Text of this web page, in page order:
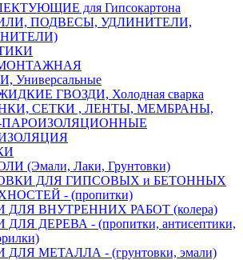
для Гипсокартона
ПОДВЕСЫ, УДЛИНИТЕЛИ,
Универсальные
ГВОЗДИ, Холодная сварка
СЕТКИ , ЛЕНТЫ, МЕМБРАНЫ,
ПАРОИЗОЛЯЦИОННЫЕ
(Эмали, Лаки, Грунтовки)
ДЛЯ ГИПСОВЫХ и БЕТОННЫХ
- (пропитки)
ДЛЯ ВНУТРЕННИХ РАБОТ (колера)
ДЕРЕВА - (пропитки, антисептики,
ДЛЯ МЕТАЛЛА - (грунтовки, эмали)